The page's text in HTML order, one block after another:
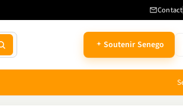
Contact
Soutenir Senego